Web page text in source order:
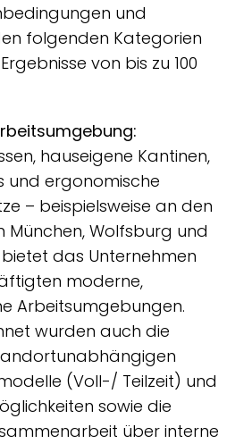
und
folgenden Kategorien
von bis zu 100
hauseigene Kantinen,
und ergonomische
– beispielsweise an den
München, Wolfsburg und
das Unternehmen
moderne,
Arbeitsumgebungen.
wurden auch die
(Voll-/ Teilzeit) und
sowie die
über interne